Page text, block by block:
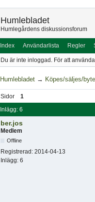
Humlebladet
Humlegårdens diskussionsforum
Index Användarlista Regler
Du är inte inloggad. För att
Humlebladet → Köpes/säljes/
Sidor
1
Inlägg: 6
ber.jos
Medlem
Offline
Registrerad: 2014-04-13
Inlägg: 6